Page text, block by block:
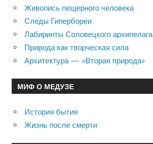
Живопись пещерного человека
Следы Гипербореи
Лабиринты Соловецкого архипелага
Природа как творческая сила
Архитектура — «Вторая природа»
МИФ О МЕДУЗЕ
История бытия
Жизнь после смерти